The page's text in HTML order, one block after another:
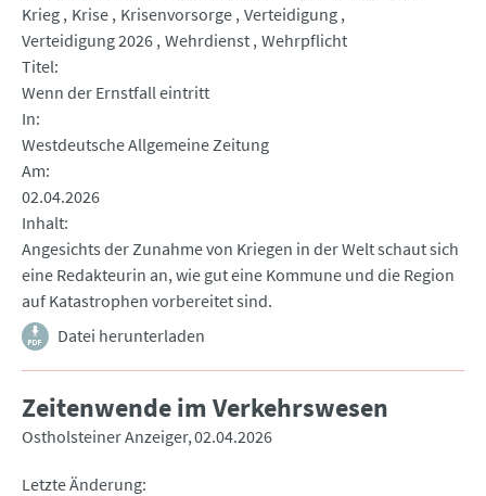
Krieg Krise Krisenvorsorge Verteidigung
Verteidigung 2026 Wehrdienst Wehrpflicht
Titel
Wenn der Ernstfall eintritt
In
Westdeutsche Allgemeine Zeitung
Am
02.04.2026
Inhalt
Angesichts der Zunahme von Kriegen in der Welt schaut sich
eine Redakteurin an, wie gut eine Kommune und die Region
auf Katastrophen vorbereitet sind.
Datei herunterladen
Zeitenwende im Verkehrswesen
Ostholsteiner Anzeiger 02.04.2026
Letzte Änderung